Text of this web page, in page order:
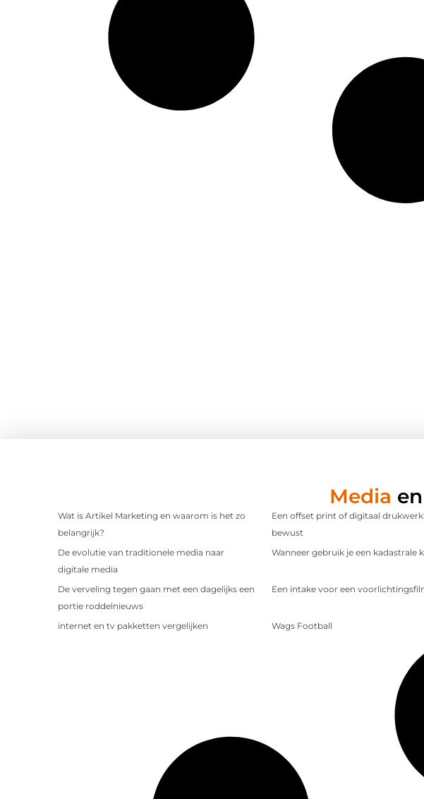
Media
Wat is Artikel Marketing en waarom is het zo
belangrijk?
Een offset print of digitaal
bewust
De evolutie van traditionele media naar
digitale media
Wanneer gebruik je een kadastrale
De verveling tegen gaan met een dagelijks een
portie roddelnieuws
Een intake voor een
internet en tv pakketten vergelijken
Wags Football